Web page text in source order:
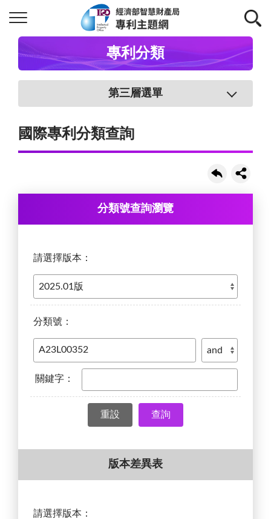
專利分類
第三層選單
國際專利分類查詢
分類號查詢瀏覽
請選擇版本：
分類號：
關鍵字：
查詢
版本差異表
請選擇版本：